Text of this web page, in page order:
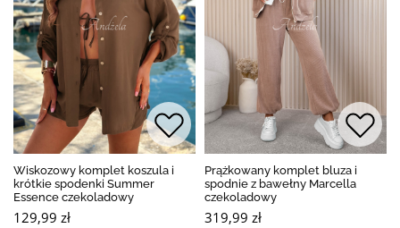
Wiskozowy komplet koszula i
krótkie spodenki Summer
Essence czekoladowy
129,99 zł
Prążkowany komplet bluza i
spodnie z bawełny Marcella
czekoladowy
319,99 zł